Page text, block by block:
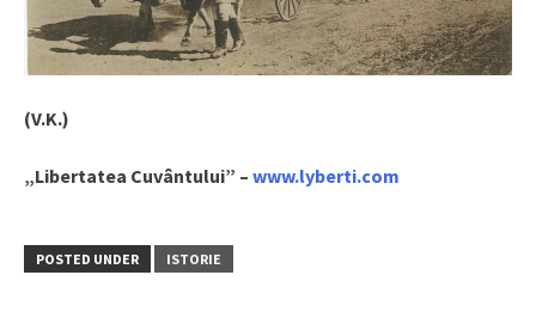
(V.K.)
„Libertatea Cuvântului” – www.lyberti.com
POSTED UNDER ISTORIE